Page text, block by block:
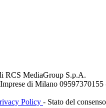
RCS MediaGroup S.p.A.
di Milano
Policy - Stato del